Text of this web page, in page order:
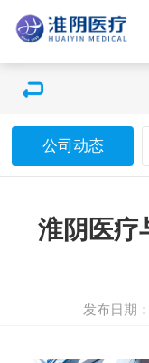
公司动态
淮阴医疗
发布日期